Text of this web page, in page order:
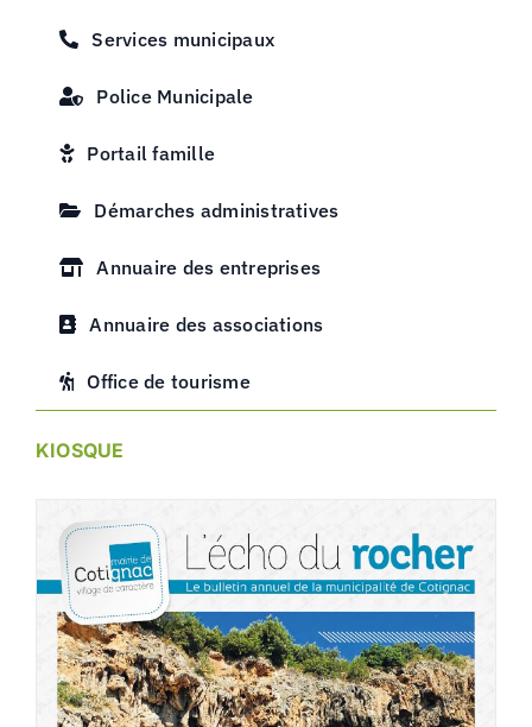
Services municipaux
Police Municipale
Portail famille
Démarches administratives
Annuaire des entreprises
Annuaire des associations
Office de tourisme
KIOSQUE